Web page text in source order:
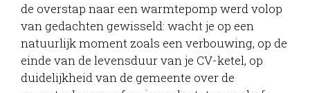
de overstap naar een warmtepomp werd volop
van gedachten gewisseld: wacht je op een
natuurlijk moment zoals een verbouwing, op de
einde van de levensduur van je CV-ketel, op
duidelijkheid van de gemeente over de